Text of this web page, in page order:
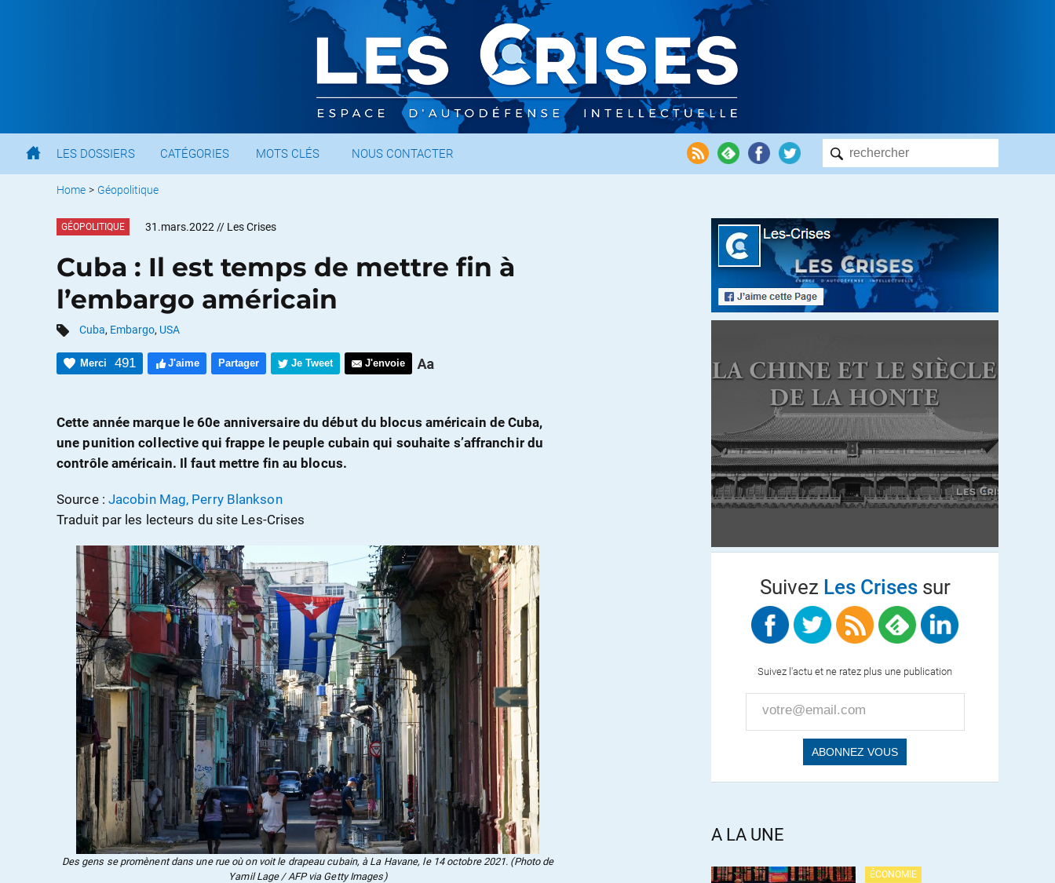
LES DOSSIERS CATÉGORIES MOTS CLÉS NOUS CONTACTER
Home > Géopolitique
GÉOPOLITIQUE 31.mars.2022 // Les Crises
Cuba : Il est temps de mettre fin à
l’embargo américain
Cuba, Embargo, USA
Merci 491 J'aime Partager Je Tweet J'envoie
Cette année marque le 60e anniversaire du début du blocus américain de Cuba,
une punition collective qui frappe le peuple cubain qui souhaite s’affranchir du
contrôle américain. Il faut mettre fin au blocus.
Source : Jacobin Mag, Perry Blankson
Traduit par les lecteurs du site Les-Crises
Des gens se promènent dans une rue où on voit le drapeau cubain, à La Havane, le 14 octobre 2021. (Photo de
Yamil Lage / AFP via Getty Images)
Suivez Les Crisessur
Suivez l'actu et ne ratez plus une publication
A LA UNE
ÉCONOMIE